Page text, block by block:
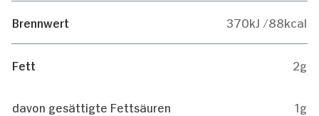
Brennwert 370kJ /88kcal
Fett 2g
davon gesättigte Fettsäuren 1g